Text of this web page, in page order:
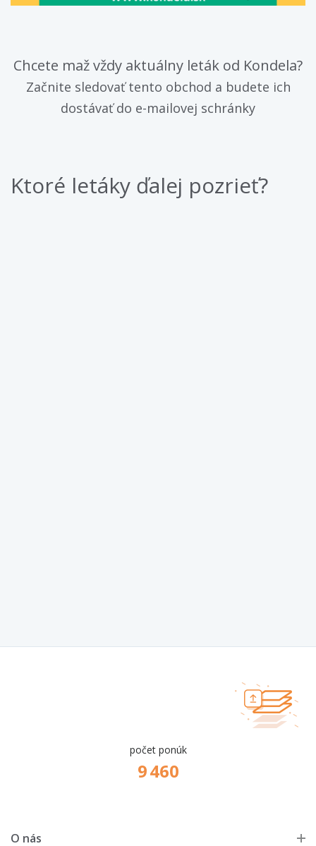
Chcete maž vždy aktuálny leták od Kondela?
Začnite sledovať tento obchod a budete ich
dostávať do e-mailovej schránky
Ktoré letáky ďalej pozrieť?
počet ponúk
9 460
O nás